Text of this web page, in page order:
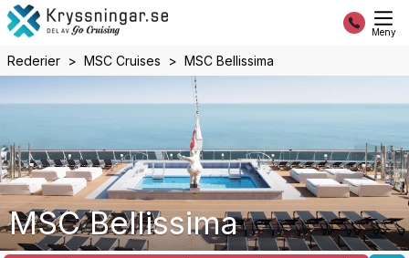
Meny
Rederier MSC Cruises MSC Bellissima
MSC Bellissima